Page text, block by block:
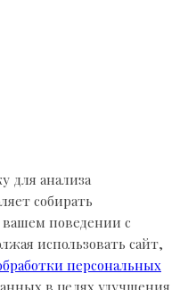
для анализа
собирать
поведении с
использовать сайт,
персональных
в целях улучшения